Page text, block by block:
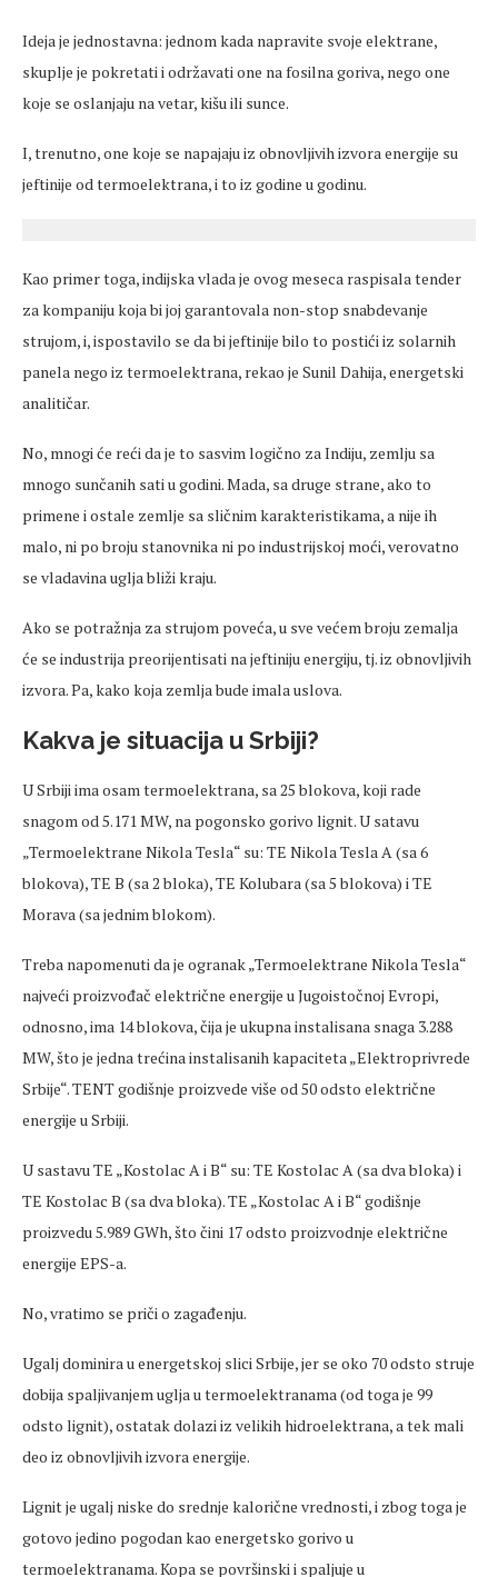
Ideja je jednostavna: jednom kada napravite svoje elektrane,
skuplje je pokretati i održavati one na fosilna goriva, nego one
koje se oslanjaju na vetar, kišu ili sunce.
I, trenutno, one koje se napajaju iz obnovljivih izvora energije su
jeftinije od termoelektrana, i to iz godine u godinu.
Kao primer toga, indijska vlada je ovog meseca raspisala tender
za kompaniju koja bi joj garantovala non-stop snabdevanje
strujom, i, ispostavilo se da bi jeftinije bilo to postići iz solarnih
panela nego iz termoelektrana, rekao je Sunil Dahija, energetski
analitičar.
No, mnogi će reći da je to sasvim logično za Indiju, zemlju sa
mnogo sunčanih sati u godini. Mada, sa druge strane, ako to
primene i ostale zemlje sa sličnim karakteristikama, a nije ih
malo, ni po broju stanovnika ni po industrijskoj moći, verovatno
se vladavina uglja bliži kraju.
Ako se potražnja za strujom poveća, u sve većem broju zemalja
će se industrija preorijentisati na jeftiniju energiju, tj. iz obnovljivih
izvora. Pa, kako koja zemlja bude imala uslova.
Kakva je situacija u Srbiji?
U Srbiji ima osam termoelektrana, sa 25 blokova, koji rade
snagom od 5.171 MW, na pogonsko gorivo lignit. U satavu
„Termoelektrane Nikola Tesla“ su: TE Nikola Tesla A (sa 6
blokova), TE B (sa 2 bloka), TE Kolubara (sa 5 blokova) i TE
Morava (sa jednim blokom).
Treba napomenuti da je ogranak „Termoelektrane Nikola Tesla“
najveći proizvođač električne energije u Jugoistočnoj Evropi,
odnosno, ima 14 blokova, čija je ukupna instalisana snaga 3.288
MW, što je jedna trećina instalisanih kapaciteta „Elektroprivrede
Srbije“. TENT godišnje proizvede više od 50 odsto električne
energije u Srbiji.
U sastavu TE „Kostolac A i B“ su: TE Kostolac A (sa dva bloka) i
TE Kostolac B (sa dva bloka). TE „Kostolac A i B“ godišnje
proizvedu 5.989 GWh, što čini 17 odsto proizvodnje električne
energije EPS-a.
No, vratimo se priči o zagađenju.
Ugalj dominira u energetskoj slici Srbije, jer se oko 70 odsto struje
dobija spaljivanjem uglja u termoelektranama (od toga je 99
odsto lignit), ostatak dolazi iz velikih hidroelektrana, a tek mali
deo iz obnovljivih izvora energije.
Lignit je ugalj niske do srednje kalorične vrednosti, i zbog toga je
gotovo jedino pogodan kao energetsko gorivo u
termoelektranama. Kopa se površinski i spaljuje u